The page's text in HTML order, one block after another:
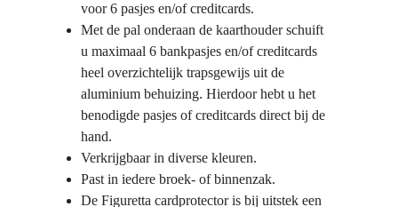
voor 6 pasjes en/of creditcards.
Met de pal onderaan de kaarthouder schuift
u maximaal 6 bankpasjes en/of creditcards
heel overzichtelijk trapsgewijs uit de
aluminium behuizing. Hierdoor hebt u het
benodigde pasjes of creditcards direct bij de
hand.
Verkrijgbaar in diverse kleuren.
Past in iedere broek- of binnenzak.
De Figuretta cardprotector is bij uitstek een